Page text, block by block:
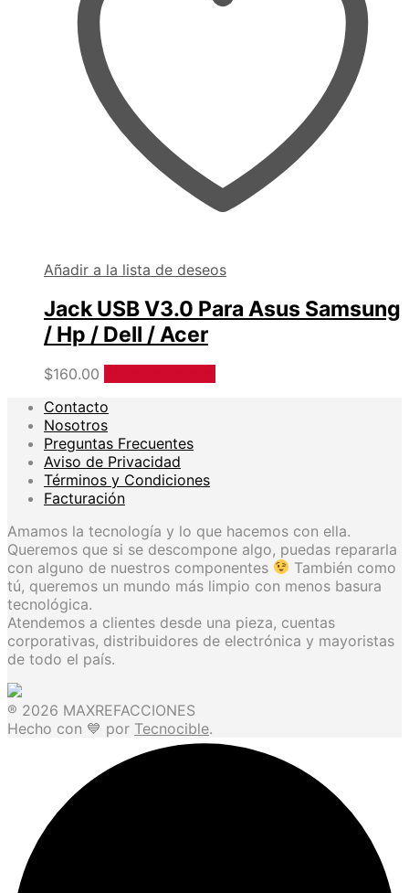
Añadir a la lista de deseos
Jack USB V3.0 Para Asus Samsung
/ Hp / Dell / Acer
$160.00
Contacto
Nosotros
Preguntas Frecuentes
Aviso de Privacidad
Términos y Condiciones
Facturación
Amamos la tecnología y lo que hacemos con ella.
Queremos que si se descompone algo, puedas repararla
con alguno de nuestros componentes
También como
tú, queremos un mundo más limpio con menos basura
tecnológica.
Atendemos a clientes desde una pieza, cuentas
corporativas, distribuidores de electrónica y mayoristas
de todo el país.
® 2026 MAXREFACCIONES
Hecho con 💙 por Tecnocible.